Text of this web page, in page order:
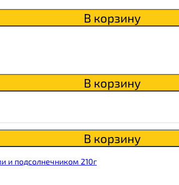
В корзину
В корзину
В корзину
и подсолнечником 210г